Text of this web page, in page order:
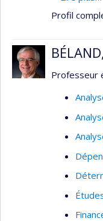
Profil
Professeur